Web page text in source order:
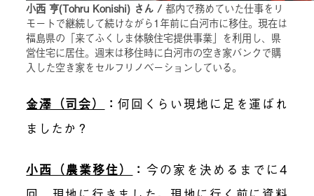
小西 亨(Tohru Konishi) さん / 都内で務めていた仕事をリ
モートで継続して続けながら1年前に白河市に移住。現在は
福島県の「来てふくしま体験住宅提供事業」を利用し、県
営住宅に居住。週末は移住時に白河市の空き家バンクで購
入した空き家をセルフリノベーションしている。
金澤（司会） ：何回くらい現地に足を運ばれ
ましたか？
小西（農業移住） ： 今の家を決めるまでに4